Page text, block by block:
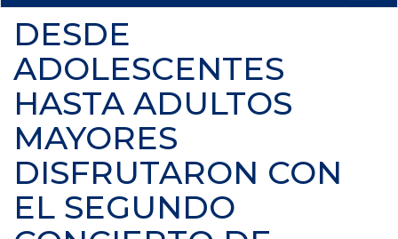
DESDE
ADOLESCENTES
HASTA ADULTOS
MAYORES
DISFRUTARON CON
EL SEGUNDO